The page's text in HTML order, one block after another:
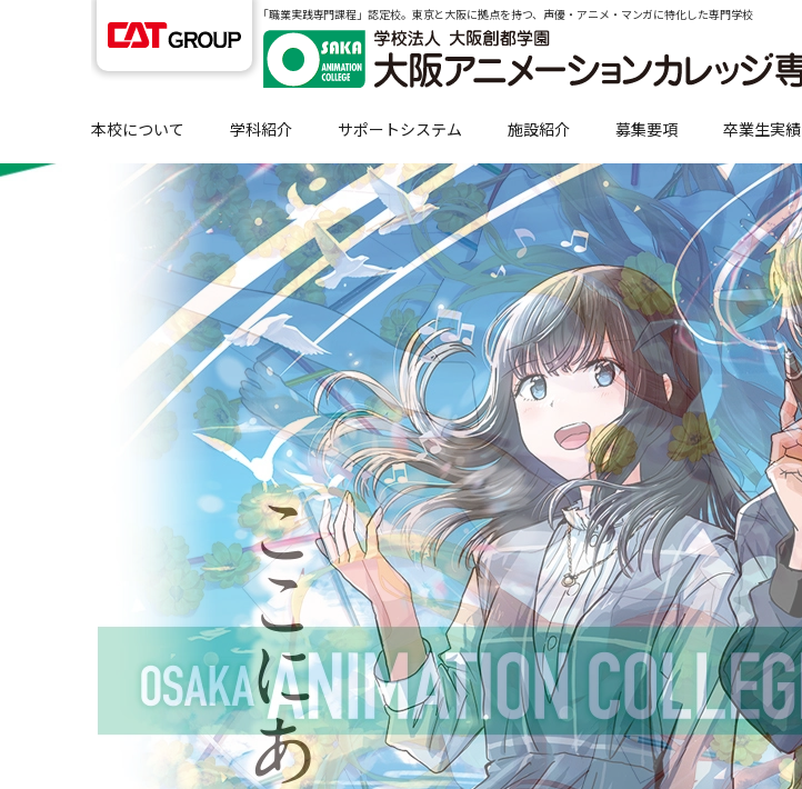
｢職業実践専門課程」認定校。東京と大阪に拠点を持つ、声優・アニメ・マンガに特化した専門学校
本校について 学科紹介 サポートシステム 施設紹介 募集要項 卒業生実績